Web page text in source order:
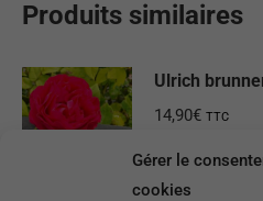
Gérer le
cookies
Produits similaires
Ulrich
14,90€ TTC